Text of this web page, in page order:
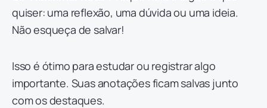
quiser: uma reflexão, uma dúvida ou uma ideia.
Não esqueça de salvar!
Isso é ótimo para estudar ou registrar algo
importante. Suas anotações ficam salvas junto
com os destaques.